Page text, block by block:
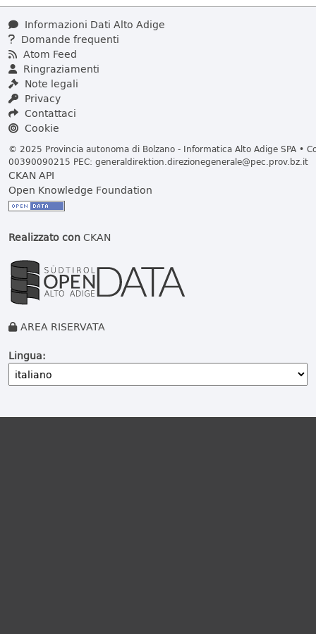
Informazioni Dati Alto Adige
Domande frequenti
Atom Feed
Ringraziamenti
Note legali
Privacy
Contattaci
Cookie
© 2025 Provincia autonoma di Bolzano - Informatica Alto Adige SPA •
00390090215 PEC: generaldirektion.direzionegenerale@pec.prov.bz.it
CKAN API
Open Knowledge Foundation
Realizzato conCKAN
AREA RISERVATA
Lingua